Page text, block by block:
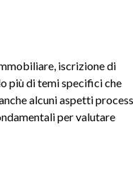
iscrizione di
più di temi specifici che
alcuni aspetti
per valutare